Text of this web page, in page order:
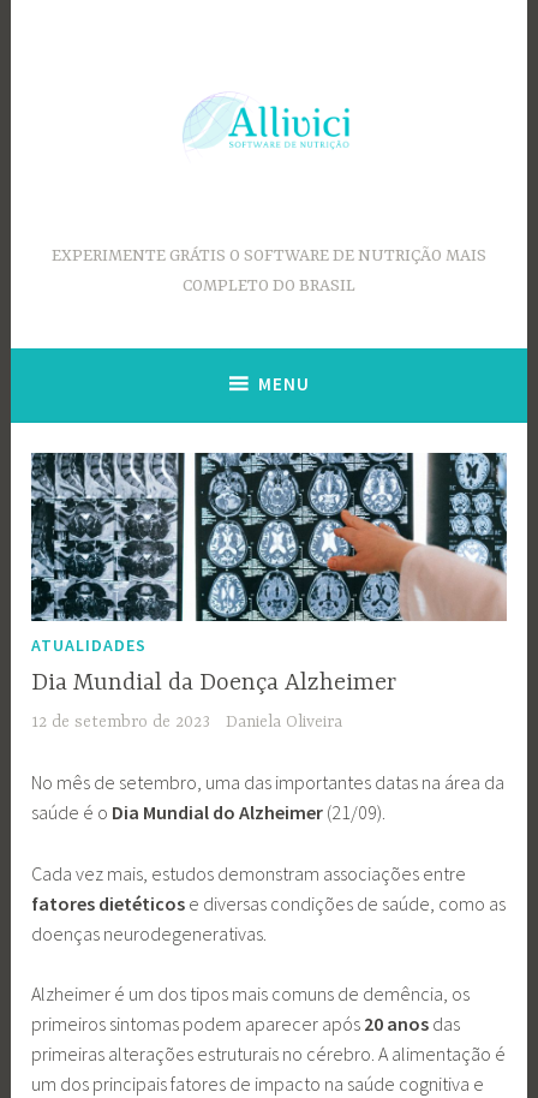
EXPERIMENTE GRÁTIS O SOFTWARE DE NUTRIÇÃO MAIS
COMPLETO DO BRASIL
MENU
ATUALIDADES
Dia Mundial da Doença Alzheimer
12 de setembro de 2023 Daniela Oliveira
No mês de setembro, uma das importantes datas na área da
saúde é o Dia Mundial do Alzheimer (21/09).
Cada vez mais, estudos demonstram associações entre
fatores dietéticos e diversas condições de saúde, como as
doenças neurodegenerativas.
Alzheimer é um dos tipos mais comuns de demência, os
primeiros sintomas podem aparecer após 20 anos das
primeiras alterações estruturais no cérebro. A alimentação é
um dos principais fatores de impacto na saúde cognitiva e